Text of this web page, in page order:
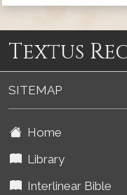
Textus
SITEMAP
Home
Library
Interlinear Bible